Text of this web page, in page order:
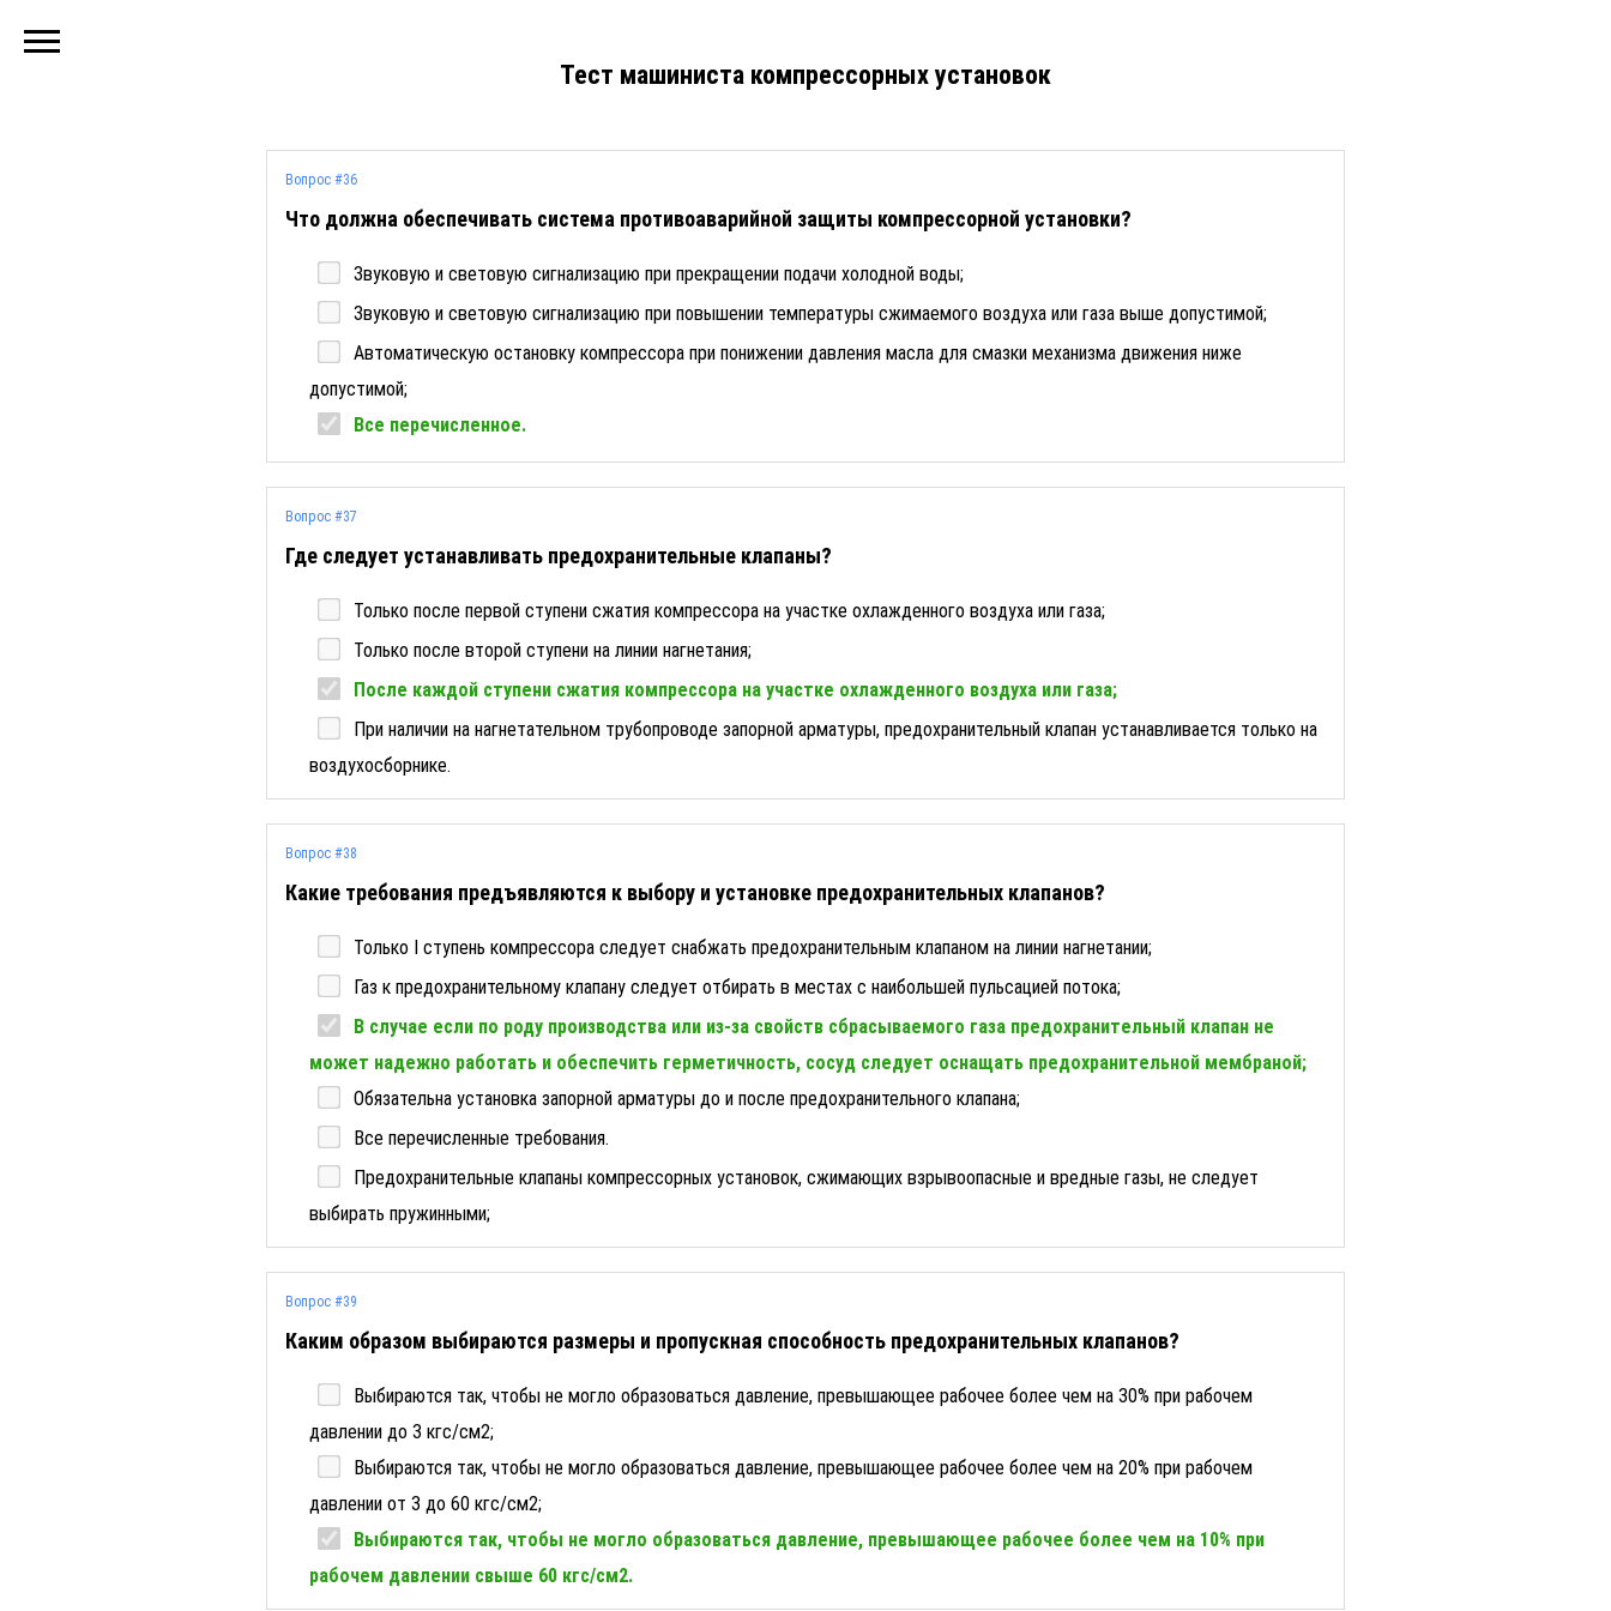
Тест машиниста компрессорных установок
Вопрос #36
Что должна обеспечивать система противоаварийной защиты компрессорной установки?
Звуковую и световую сигнализацию при прекращении подачи холодной воды;
Звуковую и световую сигнализацию при повышении температуры сжимаемого воздуха или газа выше допустимой;
Автоматическую остановку компрессора при понижении давления масла для смазки механизма движения ниже
допустимой;
Все перечисленное.
Вопрос #37
Где следует устанавливать предохранительные клапаны?
Только после первой ступени сжатия компрессора на участке охлажденного воздуха или газа;
Только после второй ступени на линии нагнетания;
После каждой ступени сжатия компрессора на участке охлажденного воздуха или газа;
При наличии на нагнетательном трубопроводе запорной арматуры, предохранительный клапан устанавливается только на
воздухосборнике.
Вопрос #38
Какие требования предъявляются к выбору и установке предохранительных клапанов?
Только I ступень компрессора следует снабжать предохранительным клапаном на линии нагнетании;
Газ к предохранительному клапану следует отбирать в местах с наибольшей пульсацией потока;
В случае если по роду производства или из-за свойств сбрасываемого газа предохранительный клапан не
может надежно работать и обеспечить герметичность, сосуд следует оснащать предохранительной мембраной;
Обязательна установка запорной арматуры до и после предохранительного клапана;
Все перечисленные требования.
Предохранительные клапаны компрессорных установок, сжимающих взрывоопасные и вредные газы, не следует
выбирать пружинными;
Вопрос #39
Каким образом выбираются размеры и пропускная способность предохранительных клапанов?
Выбираются так, чтобы не могло образоваться давление, превышающее рабочее более чем на 30% при рабочем
давлении до 3 кгс/см2;
Выбираются так, чтобы не могло образоваться давление, превышающее рабочее более чем на 20% при рабочем
давлении от 3 до 60 кгс/см2;
Выбираются так, чтобы не могло образоваться давление, превышающее рабочее более чем на 10% при
рабочем давлении свыше 60 кгс/см2.